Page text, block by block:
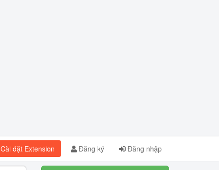
đặt Extension Đăng ký Đăng nhập